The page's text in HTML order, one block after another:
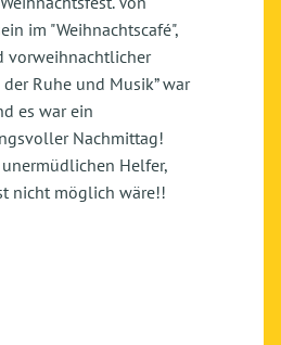
im "Weihnachtscafé",
vorweihnachtlicher
Ruhe und Musik” war
es war ein
Nachmittag!
Helfer,
nicht möglich wäre!!